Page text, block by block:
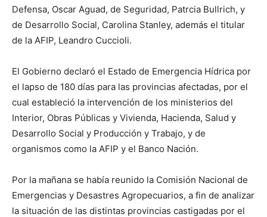
Defensa, Oscar Aguad, de Seguridad, Patrcia Bullrich, y
de Desarrollo Social, Carolina Stanley, además el titular
de la AFIP, Leandro Cuccioli.
El Gobierno declaró el Estado de Emergencia Hídrica por
el lapso de 180 días para las provincias afectadas, por el
cual estableció la intervención de los ministerios del
Interior, Obras Públicas y Vivienda, Hacienda, Salud y
Desarrollo Social y Producción y Trabajo, y de
organismos como la AFIP y el Banco Nación.
Por la mañana se había reunido la Comisión Nacional de
Emergencias y Desastres Agropecuarios, a fin de analizar
la situación de las distintas provincias castigadas por el